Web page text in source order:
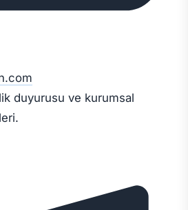
duyurusu ve kurumsal